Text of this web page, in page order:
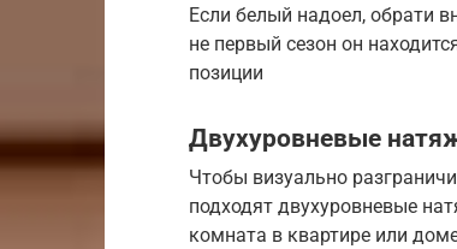
Если белый надоел, обрати
не первый сезон он
позиции
Двухуровневые
Чтобы визуально
подходят двухуровневые
комната в квартире или